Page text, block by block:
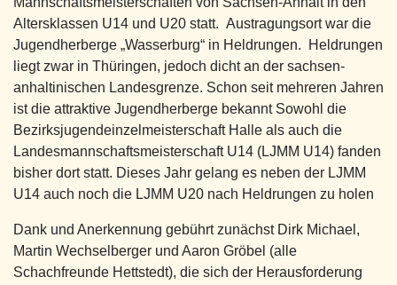
Altersklassen U14 und U20 statt. Austragungsort war die
Jugendherberge „Wasserburg“ in Heldrungen. Heldrungen
liegt zwar in Thüringen, jedoch dicht an der sachsen-
anhaltinischen Landesgrenze. Schon seit mehreren Jahren
ist die attraktive Jugendherberge bekannt Sowohl die
Bezirksjugendeinzelmeisterschaft Halle als auch die
Landesmannschaftsmeisterschaft U14 (LJMM U14) fanden
bisher dort statt. Dieses Jahr gelang es neben der LJMM
U14 auch noch die LJMM U20 nach Heldrungen zu holen
Dank und Anerkennung gebührt zunächst Dirk Michael,
Martin Wechselberger und Aaron Gröbel (alle
Schachfreunde Hettstedt), die sich der Herausforderung